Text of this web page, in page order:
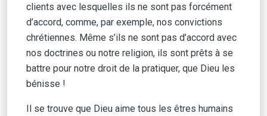
clients avec lesquelles ils ne sont pas forcément
d’accord, comme, par exemple, nos convictions
chrétiennes. Même s’ils ne sont pas d’accord avec
nos doctrines ou notre religion, ils sont prêts à se
battre pour notre droit de la pratiquer, que Dieu les
bénisse !
Il se trouve que Dieu aime tous les êtres humains